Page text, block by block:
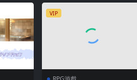
VIP